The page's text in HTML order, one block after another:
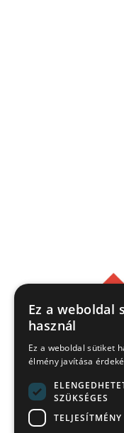
Ez a weboldal
használ
Ez a weboldal sütiket
élmény javítása
SZÜKSÉGES
TELJESÍTMÉNY